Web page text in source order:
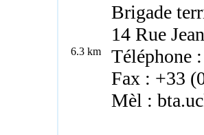
6.3 km
Brigade
14 Rue
Téléphone
Fax : +33
Mèl :